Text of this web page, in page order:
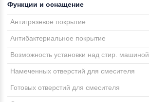
Функции и оснащение
Антигрязевое покрытие
Антибактериальное покрытие
Возможность установки над стир. машиной
Намеченных отверстий для смесителя
Готовых отверстий для смесителя